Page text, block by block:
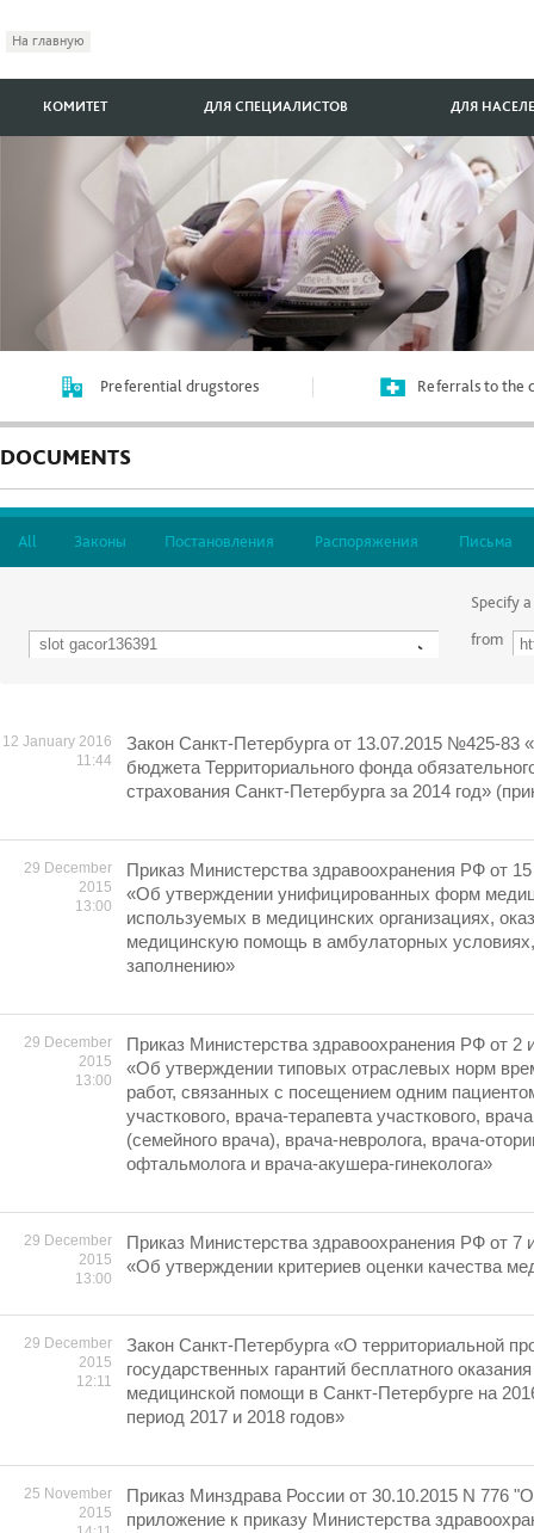
На главную
КОМИТЕТ ДЛЯ СПЕЦИАЛИСТОВ ДЛЯ
Preferential drugstores Referrals to the
DOCUMENTS
All Законы Постановления Распоряжения Письма
Specify
from
12 January 2016
11:44
Закон Санкт-Петербурга от 13.07.2015 №425-83
бюджета Территориального фонда
страхования Санкт-Петербурга за 2014 год»
29 December
2015
13:00
Приказ Министерства здравоохранения РФ от
«Об утверждении унифицированных форм
используемых в медицинских организациях,
медицинскую помощь в амбулаторных
заполнению»
29 December
2015
13:00
Приказ Министерства здравоохранения РФ от 2
«Об утверждении типовых отраслевых норм
работ, связанных с посещением одним
участкового, врача-терапевта участкового,
(семейного врача), врача-невролога, врача-
офтальмолога и врача-акушера-гинеколога»
29 December
2015
13:00
Приказ Министерства здравоохранения РФ от 7
«Об утверждении критериев оценки качества
29 December
2015
12:11
Закон Санкт-Петербурга «О территориальной
государственных гарантий бесплатного
медицинской помощи в Санкт-Петербурге на
период 2017 и 2018 годов»
25 November
2015
Приказ Минздрава России от 30.10.2015 N 776
приложение к приказу Министерства